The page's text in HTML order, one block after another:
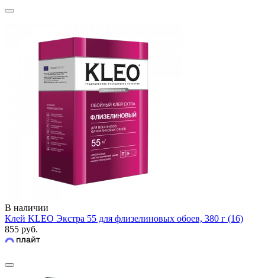
В наличии
Клей KLEO Экстра 55 для флизелиновых обоев, 380 г (16)
855 руб.